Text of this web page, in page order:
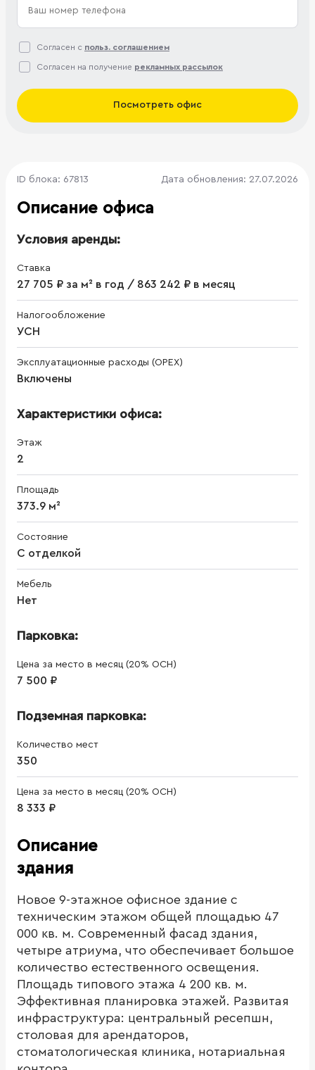
Согласен с польз. соглашением
Согласен на получение рекламных рассылок
Посмотреть офис
ID блока: 67813 Дата обновления: 27.07.2026
Описание офиса
Условия аренды:
Ставка
27 705 ₽ за м² в год / 863 242 ₽ в месяц
Налогообложение
УСН
Эксплуатационные расходы (OPEX)
Включены
Характеристики офиса:
Этаж
2
Площадь
373.9 м²
Состояние
С отделкой
Мебель
Нет
Парковка:
Цена за место в месяц (20% ОСН)
7 500 ₽
Подземная парковка:
Количество мест
350
Цена за место в месяц (20% ОСН)
8 333 ₽
Описание
здания
Новое 9-этажное офисное здание с
техническим этажом общей площадью 47
000 кв. м. Современный фасад здания,
четыре атриума, что обеспечивает большое
количество естественного освещения.
Площадь типового этажа 4 200 кв. м.
Эффективная планировка этажей. Развитая
инфраструктура: центральный ресепшн,
столовая для арендаторов,
стоматологическая клиника, нотариальная